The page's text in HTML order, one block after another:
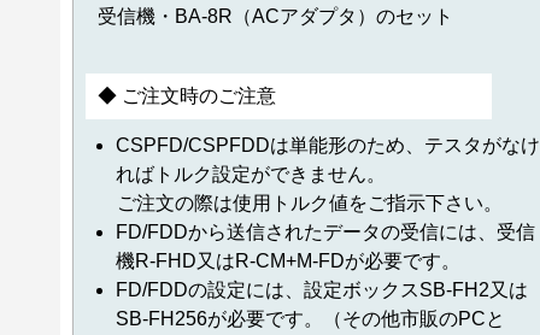
受信機・BA-8R（ACアダプタ）のセット
◆ ご注文時のご注意
CSPFD/CSPFDDは単能形のため、テスタがなけ
ればトルク設定ができません。
ご注文の際は使用トルク値をご指示下さい。
FD/FDDから送信されたデータの受信には、受信
機R-FHD又はR-CM+M-FDが必要です。
FD/FDDの設定には、設定ボックスSB-FH2又は
SB-FH256が必要です。（その他市販のPCと